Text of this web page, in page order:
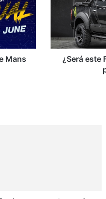
Mans
Design
el
pick-
¿Será este